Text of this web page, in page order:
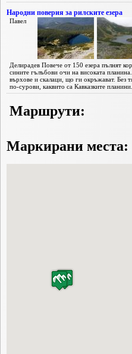
Народни поверия за рилските езера
Павел
Делирадев Повече от 150 езера пълнят
сините гълъбови очи на високата
върхове и скалаци, що ги окръжават. Без
по-сурови, каквито са Кавказките
Маршрути:
Маркирани места: